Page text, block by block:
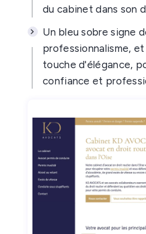
du cabinet dans son
Un bleu sobre signe
professionnalisme,
touche d'élégance,
confiance et